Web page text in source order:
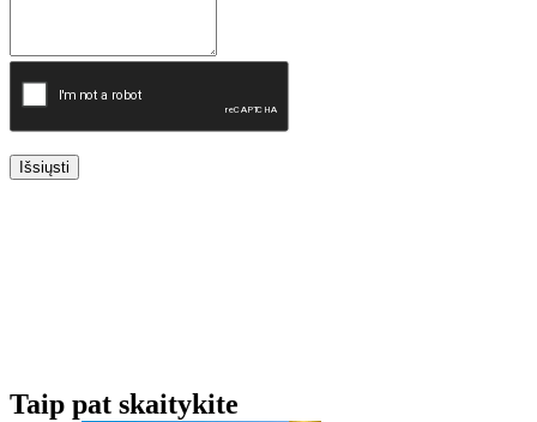
Išsiųsti
Taip pat skaitykite